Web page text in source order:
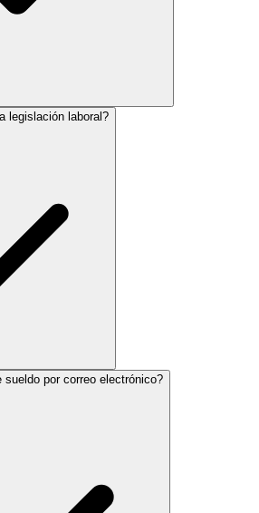
legislación laboral?
por correo electrónico?